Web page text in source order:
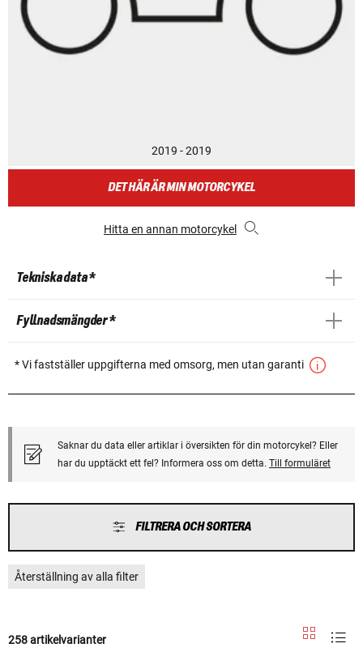
2019 - 2019
DET HÄR ÄR MIN MOTORCYKEL
Hitta en annan motorcykel
Tekniska data *
Fyllnadsmängder *
* Vi fastställer uppgifterna med omsorg, men utan garanti
Saknar du data eller artiklar i översikten för din motorcykel? Eller
har du upptäckt ett fel? Informera oss om detta. Till formuläret
FILTRERA OCH SORTERA
Återställning av alla filter
258 artikelvarianter